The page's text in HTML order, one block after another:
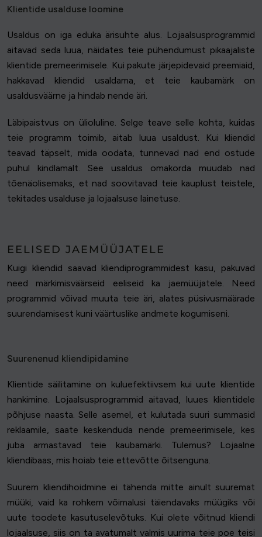
Klientide usalduse loomine
Usaldus on iga eduka ärisuhte alus. Lojaalsusprogrammid
aitavad seda luua, näidates teie pühendumust pikaajaliste
klientide premeerimisele. Kui pakute järjepidevaid preemiaid,
hakkavad kliendid usaldama, et teie kaubamärk on
usaldusväärne ja hindab nende äri.
Läbipaistvus on ülioluline. Selge teave selle kohta, kuidas
teie programm toimib, aitab luua usaldust. Kui kliendid
teavad täpselt, mida oodata, tunnevad nad end ostude
puhul kindlamalt. See usaldus omakorda muudab nad
tõenäolisemaks, et nad soovitavad teie kauplust teistele,
tekitades usalduse ja lojaalsuse lainetuse.
EELISED JAEMÜÜJATELE
Kuigi kliendid saavad kliendiprogrammidest kasu, pakuvad
need märkimisväärseid eeliseid ka jaemüüjatele. Need
programmid võivad muuta teie äri, alates püsivusmäärade
suurendamisest kuni väärtuslike andmete kogumiseni.
Suurenenud kliendipidamine
Klientide säilitamine on kuluefektiivsem kui uute klientide
hankimine. Lojaalsusprogrammid aitavad, luues klientidele
põhjuse naasta. Selle asemel, et kulutada suuri summasid
reklaamile, saate keskenduda nende premeerimisele, kes
juba armastavad teie kaubamärki. Tulemus? Lojaalne
kliendibaas, mis hoiab teie ettevõtte õitsenguna.
Suurem kliendihoidmine ei tähenda mitte ainult suuremat
müüki, vaid ka rohkem võimalusi täiendavaks müügiks või
uute toodete kasutuselevõtuks. Kui olete võitnud kliendi
lojaalsuse, siis on ta avatumalt valmis uurima teie poe teisi